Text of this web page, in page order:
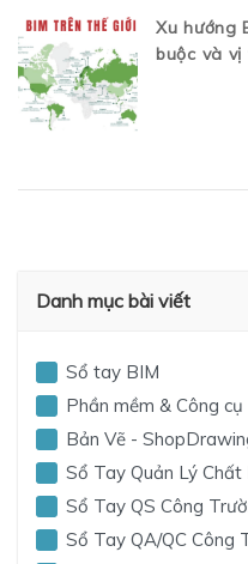
Xu hướng
buộc và
Danh mục bài viết
Sổ tay BIM
Phần mềm & Công cụ
Bản Vẽ -
Sổ Tay Quản Lý Chất
Sổ Tay QS Công
Sổ Tay QA/QC Công